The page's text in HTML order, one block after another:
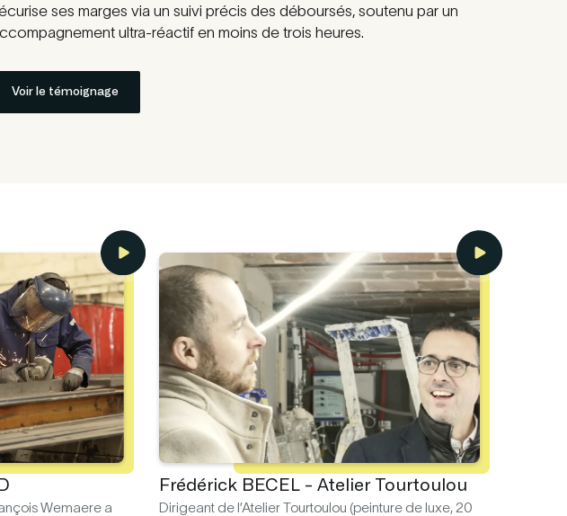
ses marges via un suivi précis des déboursés, soutenu par un
ultra-réactif en moins de trois heures.
Voir le témoignage
Wemaere a
Frédérick BECEL - Atelier Tourtoulou
Dirigeant de l’Atelier Tourtoulou (peinture de luxe, 20